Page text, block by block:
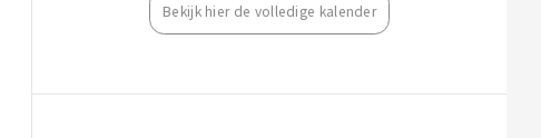
Bekijk hier de volledige kalender